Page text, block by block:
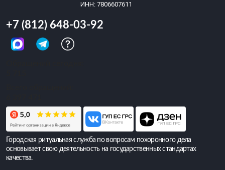
ИНН: 7806607611
+7 (812) 648-03-92
Городская ритуальная служба по вопросам похоронного дела
основывает свою деятельность на государственных стандартах
качества.